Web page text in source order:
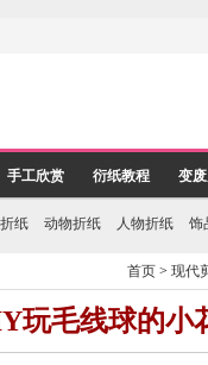
手工欣赏 衍纸教程 变
纸 动物折纸 人物折纸 饰
首页 >现代
玩毛线球的小